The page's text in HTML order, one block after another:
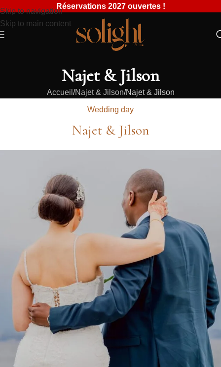
Skip to navigation
Skip to main content
Réservations 2027 ouvertes !
Najet & Jilson
Accueil Najet & Jilson Najet & Jilson
Wedding day
Najet & Jilson